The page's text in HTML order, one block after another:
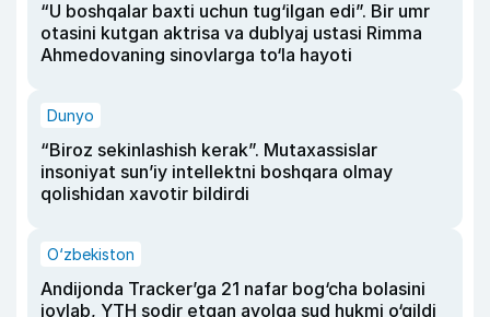
“U boshqalar baxti uchun tug‘ilgan edi”. Bir umr
otasini kutgan aktrisa va dublyaj ustasi Rimma
Ahmedovaning sinovlarga to‘la hayoti
Dunyo
“Biroz sekinlashish kerak”. Mutaxassislar
insoniyat sun’iy intellektni boshqara olmay
qolishidan xavotir bildirdi
O‘zbekiston
Andijonda Tracker’ga 21 nafar bog‘cha bolasini
joylab, YTH sodir etgan ayolga sud hukmi o‘qildi